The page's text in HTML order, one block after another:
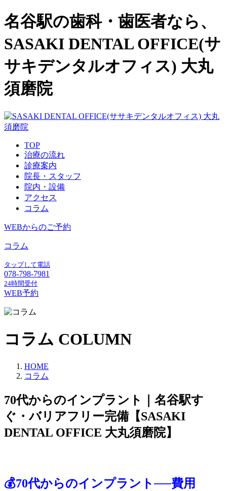
名谷駅の歯科・歯医者なら、
SASAKI DENTAL OFFICE(サ
サキデンタルオフィス) 大丸
須磨院
TOP
治療の流れ
診療案内
院長・スタッフ
院内・設備
アクセス
コラム
WEBからのご予約
コラム
タップして電話
078-798-7981
24時間受付
WEB予約
コラム COLUMN
HOME
コラム
70代からのインプラント｜名谷駅す
ぐ・バリアフリー完備【SASAKI
DENTAL OFFICE 大丸須磨院】
💰70代からのインプラント──費用